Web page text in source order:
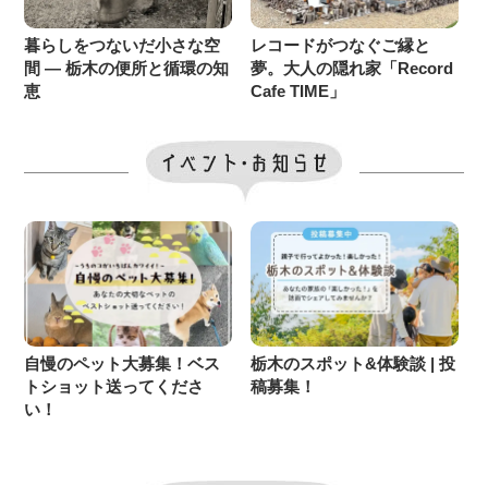
暮らしをつないだ小さな空
間 ― 栃木の便所と循環の知
恵
レコードがつなぐご縁と
夢。大人の隠れ家「Record
Cafe TIME」
自慢のペット大募集！ベス
トショット送ってくださ
い！
栃木のスポット&体験談 | 投
稿募集！